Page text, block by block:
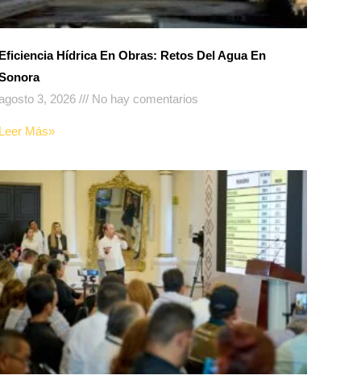
Hídrica En Obras: Retos Del Agua En
3, 2026
No hay comentarios
Más»